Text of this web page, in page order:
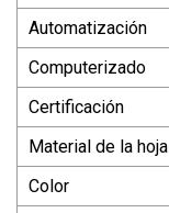
Automatización
Computerizado
Certificación
Material de la hoja
Color